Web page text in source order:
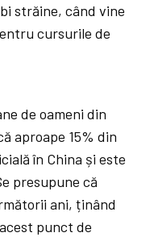
străine, când vine
cursurile de
de oameni din
aproape 15% din
în China și este
presupune că
ani, ținând
punct de